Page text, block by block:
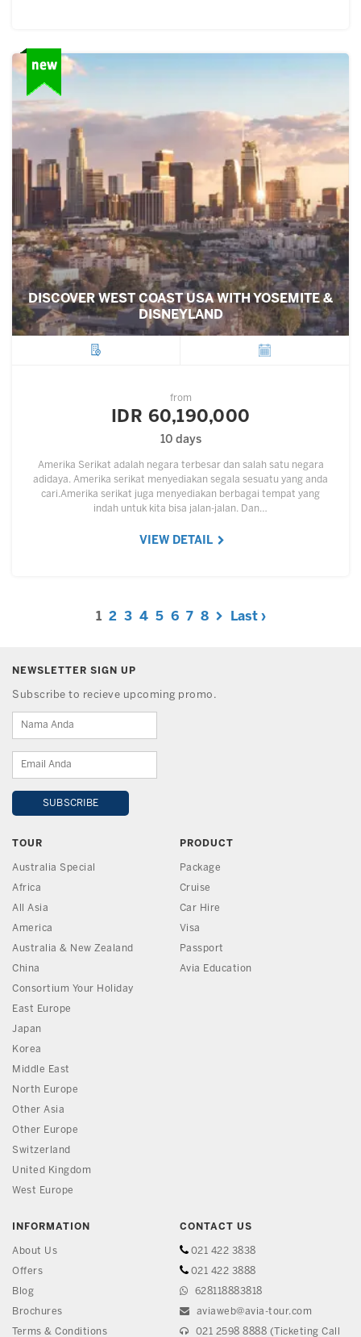
DISCOVER WEST COAST USA WITH YOSEMITE &
DISNEYLAND
from
IDR 60,190,000
10 days
Amerika Serikat adalah negara terbesar dan salah satu negara
adidaya. Amerika serikat menyediakan segala sesuatu yang anda
cari.Amerika serikat juga menyediakan berbagai tempat yang
indah untuk kita bisa jalan-jalan. Dan…
VIEW DETAIL
1 2 3 4 5 6 7 8 Last ›
NEWSLETTER SIGN UP
Subscribe to recieve upcoming promo.
TOUR
Australia Special
Africa
All Asia
America
Australia & New Zealand
China
Consortium Your Holiday
East Europe
Japan
Korea
Middle East
North Europe
Other Asia
Other Europe
Switzerland
United Kingdom
West Europe
PRODUCT
Package
Cruise
Car Hire
Visa
Passport
Avia Education
INFORMATION
About Us
Offers
Blog
Brochures
Terms & Conditions
CONTACT US
021 422 3838
021 422 3888
628118883818
aviaweb@avia-tour.com
021 2598 8888 (Ticketing Call